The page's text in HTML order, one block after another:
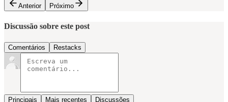
Anterior
Próximo
Discussão sobre este post
Comentários Restacks
Principais Mais recentes Discussões